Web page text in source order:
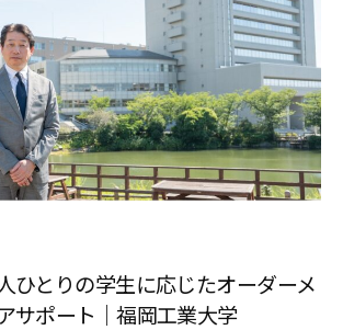
ひとりの学生に応じたオーダーメ
サポート｜福岡工業大学